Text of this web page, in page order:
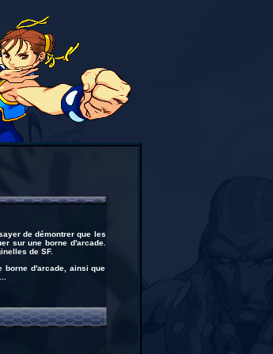
de démontrer que les
sur une borne d'arcade.
de SF.
borne d'arcade, ainsi que